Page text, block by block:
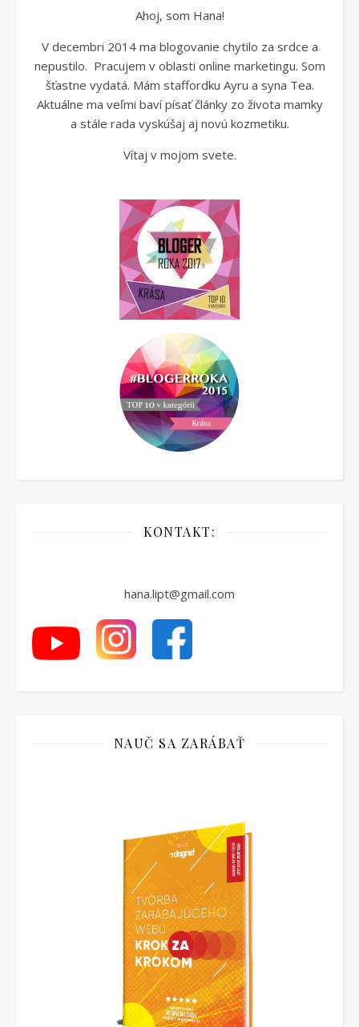
Ahoj, som Hana!
V decembri 2014 ma blogovanie chytilo za srdce a
nepustilo. Pracujem v oblasti online marketingu. Som
šťastne vydatá. Mám staffordku Ayru a syna Tea.
Aktuálne ma veľmi baví písať články zo života mamky
a stále rada vyskúšaj aj novú kozmetiku.
Vítaj v mojom svete.
KONTAKT:
hana.lipt@gmail.com
NAUČ SA ZARÁBAŤ